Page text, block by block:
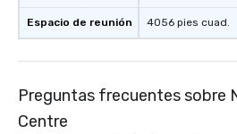
Espacio de reunión 4056 pies cuad.
Preguntas frecuentes sobre
Centre